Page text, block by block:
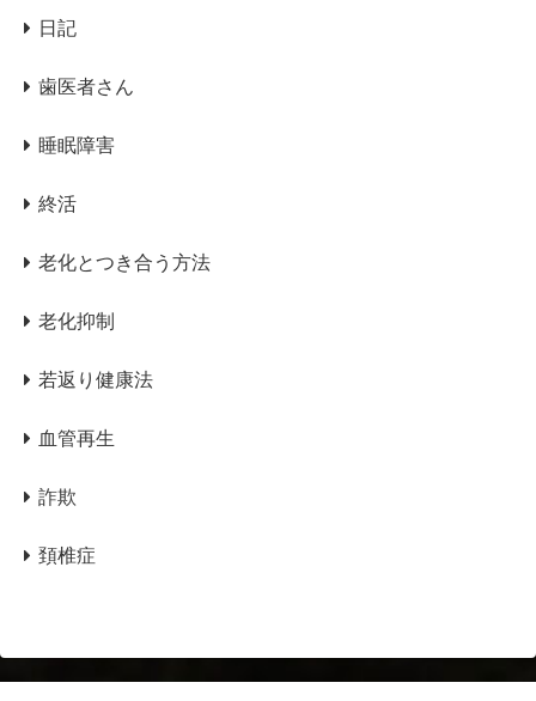
日記
歯医者さん
睡眠障害
終活
老化とつき合う方法
老化抑制
若返り健康法
血管再生
詐欺
頚椎症